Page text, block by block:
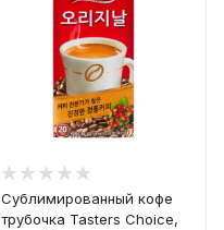
Сублимированный кофе
трубочка Tasters Choice,